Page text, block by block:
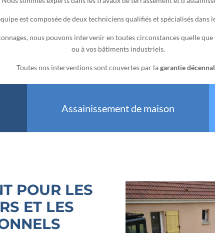
est composée de deux techniciens qualifiés et spécialisés dans
nous pouvons intervenir en toutes circonstances quelle
ou à vos bâtiments industriels.
Toutes nos interventions sont couvertes par la garantie
Assainissement de maison
POUR LES
ET LES